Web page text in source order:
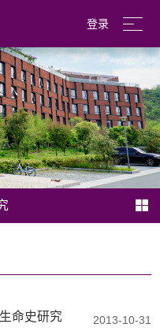
登录
English
命史研究 2013-10-31